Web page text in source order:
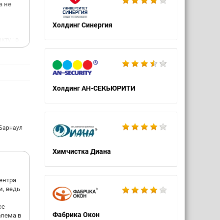
Холдинг Синергия
Холдинг АН-СЕКЬЮРИТИ
Химчистка Диана
Фабрика Окон
не
: в
с
ведь
в